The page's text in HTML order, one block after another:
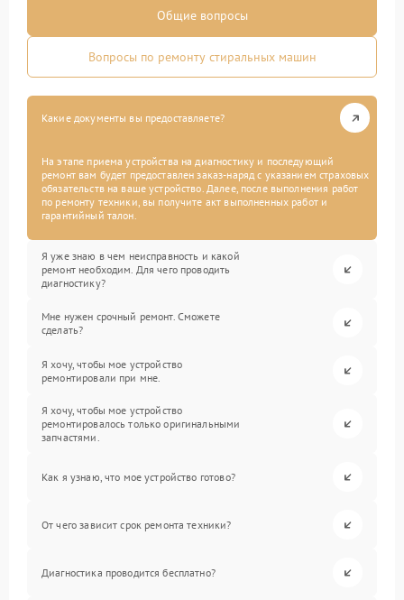
Общие вопросы
Вопросы по ремонту стиральных машин
Какие документы вы предоставляете?
На этапе приема устройства на диагностику и последующий
ремонт вам будет предоставлен заказ-наряд с указанием страховых
обязательств на ваше устройство. Далее, после выполнения работ
по ремонту техники, вы получите акт выполненных работ и
гарантийный талон.
Я уже знаю в чем неисправность и какой
ремонт необходим. Для чего проводить
диагностику?
Мне нужен срочный ремонт. Сможете
сделать?
Я хочу, чтобы мое устройство
ремонтировали при мне.
Я хочу, чтобы мое устройство
ремонтировалось только оригинальными
запчастями.
Как я узнаю, что мое устройство готово?
От чего зависит срок ремонта техники?
Диагностика проводится бесплатно?